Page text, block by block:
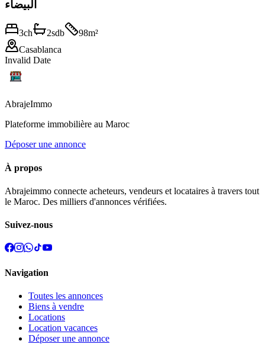
البيضاء
3ch 2sdb 98m²
Casablanca
Invalid Date
AbrajeImmo
Plateforme immobilière au Maroc
Déposer une annonce
À propos
Abrajeimmo connecte acheteurs, vendeurs et locataires à travers tout
le Maroc. Des milliers d'annonces vérifiées.
Suivez-nous
Navigation
Toutes les annonces
Biens à vendre
Locations
Location vacances
Déposer une annonce